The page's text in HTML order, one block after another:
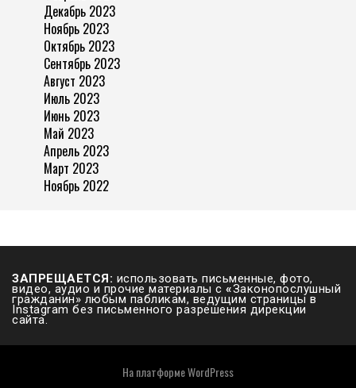
Декабрь 2023
Ноябрь 2023
Октябрь 2023
Сентябрь 2023
Август 2023
Июль 2023
Июнь 2023
Май 2023
Апрель 2023
Март 2023
Ноябрь 2022
ЗАПРЕЩАЕТСЯ: использовать письменные, фото,
видео, аудио и прочие материалы с «Законопослушный
гражданин» любым пабликам, ведущим страницы в
Instagram без письменного разрешения дирекции
сайта.
На платформеWordPress